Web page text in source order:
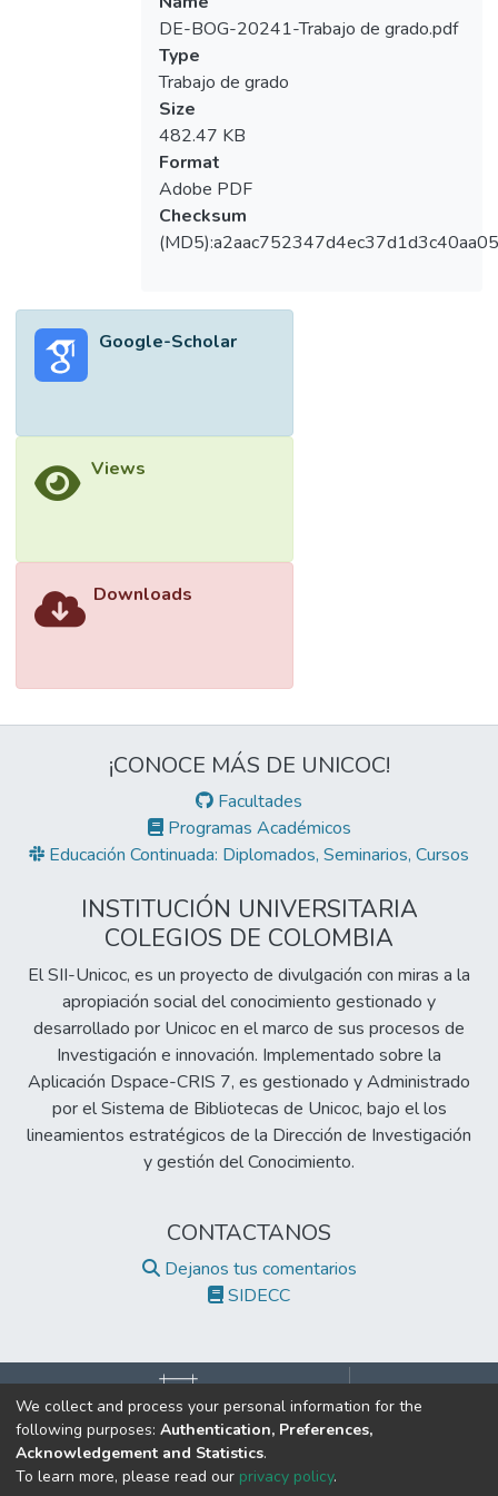
DE-BOG-20241-Trabajo de grado.pdf
Type
Trabajo de grado
Size
482.47 KB
Format
Adobe PDF
Checksum
Google-Scholar
Views
Downloads
¡CONOCE MÁS DE UNICOC!
Facultades
Programas Académicos
Educación Continuada: Diplomados, Seminarios, Cursos
INSTITUCIÓN UNIVERSITARIA
COLEGIOS DE COLOMBIA
El SII-Unicoc, es un proyecto de divulgación con miras a la
apropiación social del conocimiento gestionado y
desarrollado por Unicoc en el marco de sus procesos de
Investigación e innovación. Implementado sobre la
Aplicación Dspace-CRIS 7, es gestionado y Administrado
por el Sistema de Bibliotecas de Unicoc, bajo el los
lineamientos estratégicos de la Dirección de Investigación
y gestión del Conocimiento.
CONTACTANOS
Dejanos tus comentarios
SIDECC
©2017 Todos los derechos reservados.
Institución de Educación Superior Sujeta a Inspección y Vigilancia
We collect and process your personal information for the
following purposes: Authentication, Preferences,
Acknowledgement and Statistics.
To learn more, please read our privacy policy.